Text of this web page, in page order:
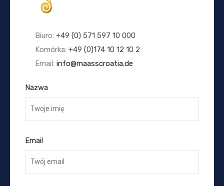
Biuro: +49 (0) 571 597 10 000
Komórka: +49 (0)174 10 12 10 2
Email: info@maasscroatia.de
Nazwa
Email